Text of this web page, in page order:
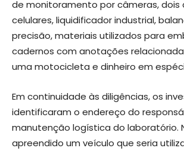
de monitoramento por câmeras, dois
celulares, liquidificador industrial,
precisão, materiais utilizados para
cadernos com anotações
uma motocicleta e dinheiro em
Em continuidade às diligências, os
identificaram o endereço do
manutenção logística do laboratório.
apreendido um veículo que seria